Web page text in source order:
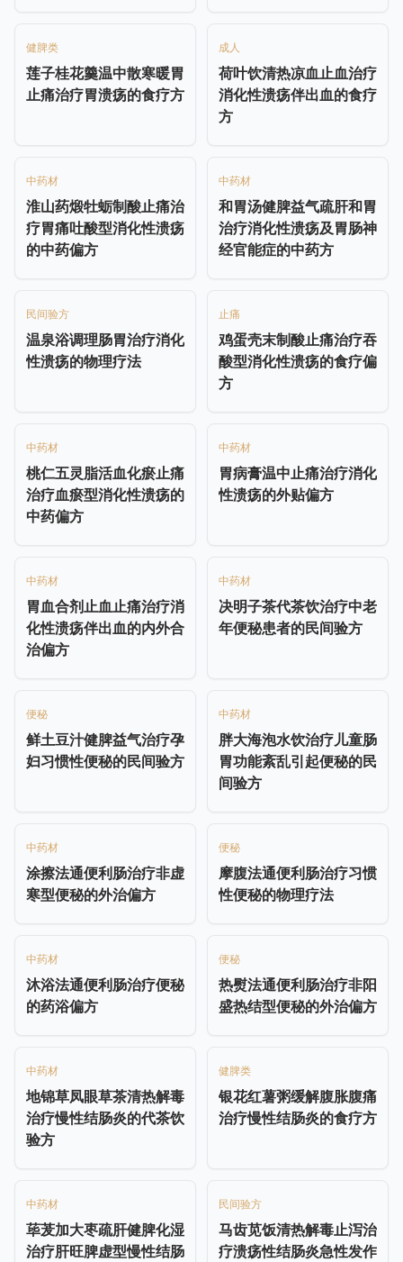
健脾类
莲子桂花羹温中散寒暖胃
止痛治疗胃溃疡的食疗方
成人
荷叶饮清热凉血止血治疗
消化性溃疡伴出血的食疗
方
中药材
淮山药煅牡蛎制酸止痛治
疗胃痛吐酸型消化性溃疡
的中药偏方
中药材
和胃汤健脾益气疏肝和胃
治疗消化性溃疡及胃肠神
经官能症的中药方
民间验方
温泉浴调理肠胃治疗消化
性溃疡的物理疗法
止痛
鸡蛋壳末制酸止痛治疗吞
酸型消化性溃疡的食疗偏
方
中药材
桃仁五灵脂活血化瘀止痛
治疗血瘀型消化性溃疡的
中药偏方
中药材
胃病膏温中止痛治疗消化
性溃疡的外贴偏方
中药材
胃血合剂止血止痛治疗消
化性溃疡伴出血的内外合
治偏方
中药材
决明子茶代茶饮治疗中老
年便秘患者的民间验方
便秘
鲜土豆汁健脾益气治疗孕
妇习惯性便秘的民间验方
中药材
胖大海泡水饮治疗儿童肠
胃功能紊乱引起便秘的民
间验方
中药材
涂擦法通便利肠治疗非虚
寒型便秘的外治偏方
便秘
摩腹法通便利肠治疗习惯
性便秘的物理疗法
中药材
沐浴法通便利肠治疗便秘
的药浴偏方
便秘
热熨法通便利肠治疗非阳
盛热结型便秘的外治偏方
中药材
地锦草凤眼草茶清热解毒
治疗慢性结肠炎的代茶饮
验方
健脾类
银花红薯粥缓解腹胀腹痛
治疗慢性结肠炎的食疗方
中药材
荜茇加大枣疏肝健脾化湿
治疗肝旺脾虚型慢性结肠
民间验方
马齿苋饭清热解毒止泻治
疗溃疡性结肠炎急性发作